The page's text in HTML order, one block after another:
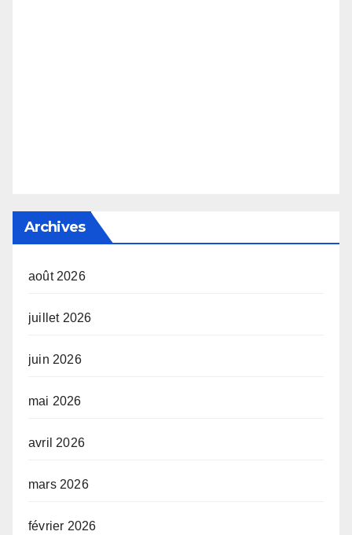
Archives
août 2026
juillet 2026
juin 2026
mai 2026
avril 2026
mars 2026
février 2026